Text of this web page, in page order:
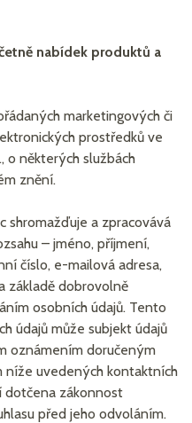
nabídek produktů a
marketingových či
prostředků ve
o některých službách
znění.
shromažďuje a zpracovává
– jméno, příjmení,
číslo, e-mailová adresa,
základě dobrovolně
osobních údajů. Tento
údajů může subjekt údajů
oznámením doručeným
níže uvedených kontaktních
dotčena zákonnost
před jeho odvoláním.